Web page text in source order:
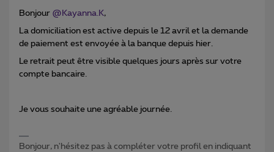
Bonjour @Kayanna.K,
La domiciliation est active depuis le 12 avril et la demande
de paiement est envoyée à la banque depuis hier.
Le retrait peut être visible quelques jours après sur votre
compte bancaire.
Je vous souhaite une agréable journée.
Bonjour, n'hésitez pas à compléter votre profil en indiquant